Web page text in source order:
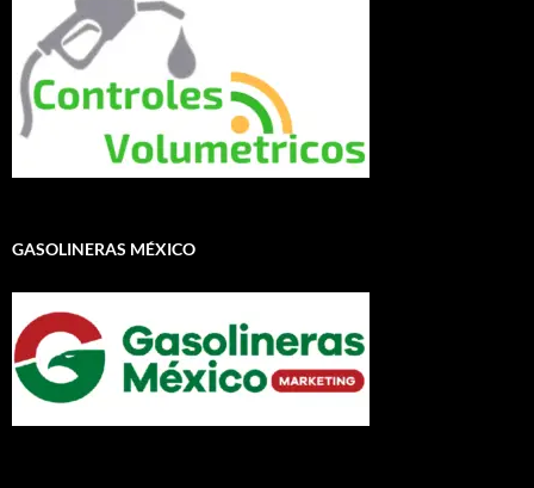
GASOLINERAS MÉXICO